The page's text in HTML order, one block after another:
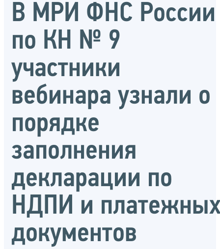
В МРИ ФНС России
по КН № 9
участники
вебинара узнали о
порядке
заполнения
декларации по
НДПИ и
документов